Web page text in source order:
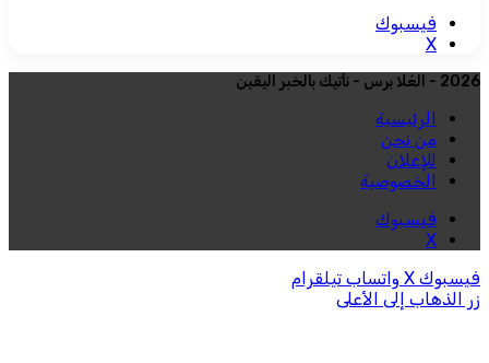
فيسبوك
‫X
2026 - العُلا برس - نأتيك بالخبر اليقين
الرئيسية
من نحن
للإعلان
الخصوصية
فيسبوك
‫X
فيسبوك ‫X واتساب تيلقرام
زر الذهاب إلى الأعلى